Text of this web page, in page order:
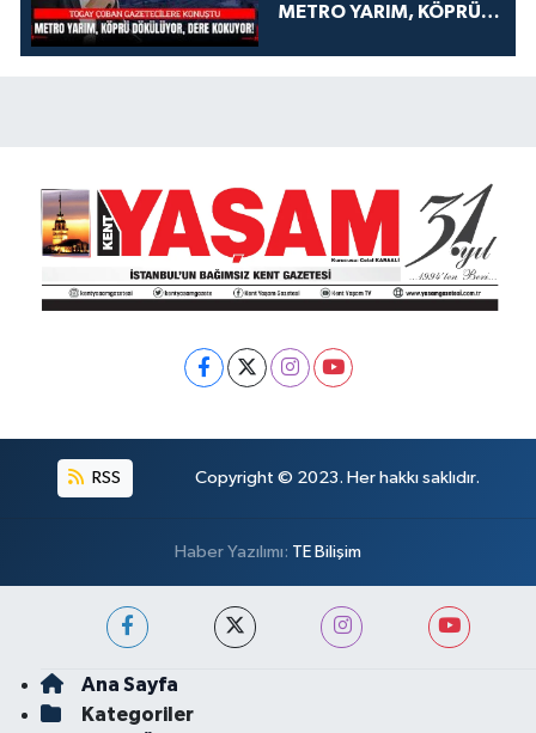
METRO YARIM, KÖPRÜ
KOKUYOR!
RSS Copyright © 2023. Her hakkı saklıdır.
Haber Yazılımı: TE Bilişim
Ana Sayfa
Kategoriler